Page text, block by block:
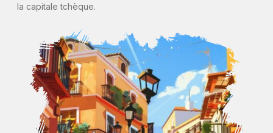
la capitale tchèque.